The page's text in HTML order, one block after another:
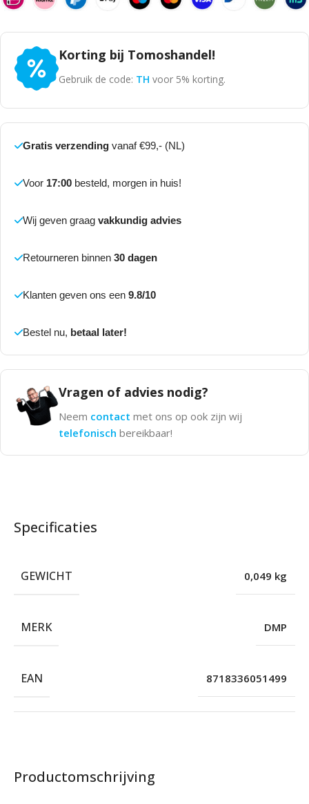
Korting bij Tomoshandel!
Gebruik de code: TH voor 5% korting.
Gratis verzending vanaf €99,- (NL)
Voor 17:00 besteld, morgen in huis!
Wij geven graag vakkundig advies
Retourneren binnen 30 dagen
Klanten geven ons een 9.8/10
Bestel nu, betaal later!
Vragen of advies nodig?
Neem contact met ons op ook zijn wij
telefonisch bereikbaar!
Productomschrijving
Specificaties
GEWICHT 0,049 kg
MERK DMP
EAN 8718336051499